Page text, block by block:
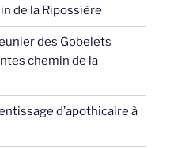
de la Ripossière
des Gobelets
chemin de la
d’apothicaire à